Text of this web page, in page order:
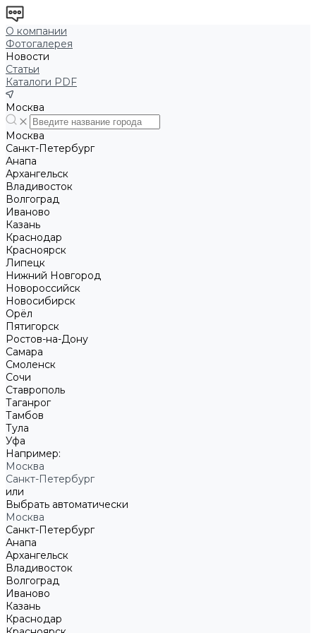
О компании
Фотогалерея
Новости
Статьи
Каталоги PDF
Москва
Москва
Санкт-Петербург
Анапа
Архангельск
Владивосток
Волгоград
Иваново
Казань
Краснодар
Красноярск
Липецк
Нижний Новгород
Новороссийск
Новосибирск
Орёл
Пятигорск
Ростов-на-Дону
Самара
Смоленск
Сочи
Ставрополь
Таганрог
Тамбов
Тула
Уфа
Например:
Москва
Санкт-Петербург
или
Выбрать автоматически
Москва
Санкт-Петербург
Анапа
Архангельск
Владивосток
Волгоград
Иваново
Казань
Краснодар